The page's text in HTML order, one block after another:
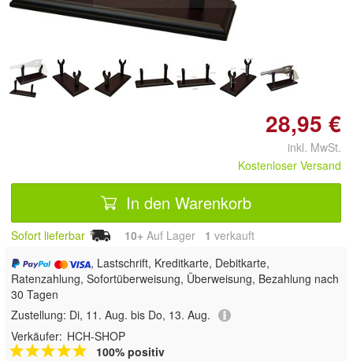
28,95 €
inkl. MwSt.
Kostenloser Versand
In den Warenkorb
Sofort lieferbar 10+ Auf Lager 1 verkauft
, Lastschrift, Kreditkarte, Debitkarte,
Ratenzahlung, Sofortüberweisung, Überweisung, Bezahlung nach
30 Tagen
Zustellung: Di, 11. Aug. bis Do, 13. Aug.
Verkäufer: HCH-SHOP
100% positiv